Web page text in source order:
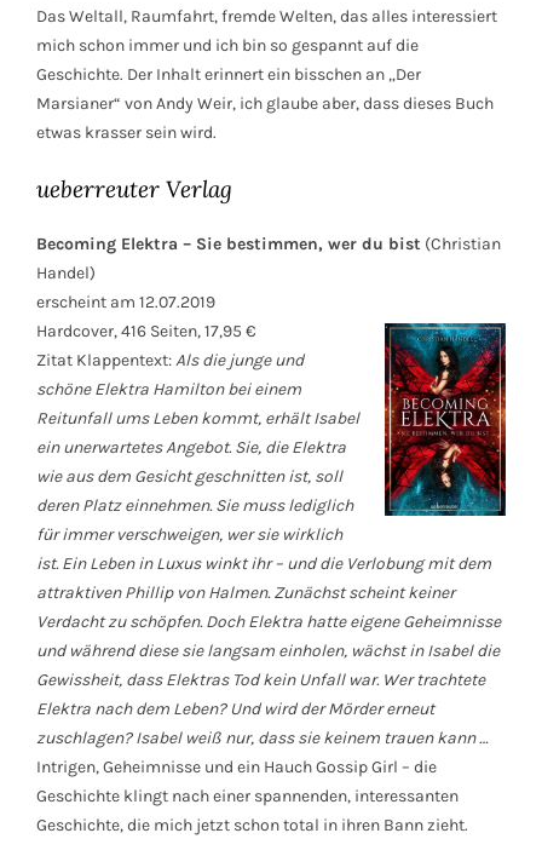
Das Weltall, Raumfahrt, fremde Welten, das alles interessiert
mich schon immer und ich bin so gespannt auf die
Geschichte. Der Inhalt erinnert ein bisschen an „Der
Marsianer“ von Andy Weir, ich glaube aber, dass dieses Buch
etwas krasser sein wird.
ueberreuter Verlag
Becoming Elektra – Sie bestimmen, wer du bist (Christian
Handel)
erscheint am 12.07.2019
Hardcover, 416 Seiten, 17,95 €
Zitat Klappentext:Als die junge und
schöne Elektra Hamilton bei einem
Reitunfall ums Leben kommt, erhält Isabel
ein unerwartetes Angebot. Sie, die Elektra
wie aus dem Gesicht geschnitten ist, soll
deren Platz einnehmen. Sie muss lediglich
für immer verschweigen, wer sie wirklich
ist. Ein Leben in Luxus winkt ihr – und die Verlobung mit dem
attraktiven Phillip von Halmen.Zunächst scheint keiner
Verdacht zu schöpfen. Doch Elektra hatte eigene Geheimnisse
und während diese sie langsam einholen, wächst in Isabel die
Gewissheit, dass Elektras Tod kein Unfall war. Wer trachtete
Elektra nach dem Leben? Und wird der Mörder erneut
zuschlagen?Isabel weiß nur, dass sie keinem trauen kann …
Intrigen, Geheimnisse und ein Hauch Gossip Girl – die
Geschichte klingt nach einer spannenden, interessanten
Geschichte, die mich jetzt schon total in ihren Bann zieht.